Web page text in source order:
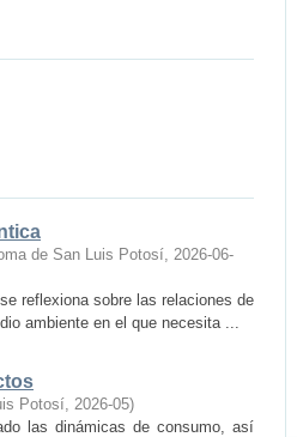
de San Luis Potosí, 2026-06-
reflexiona sobre las relaciones de
ambiente en el que necesita ...
Potosí, 2026-05)
las dinámicas de consumo, así